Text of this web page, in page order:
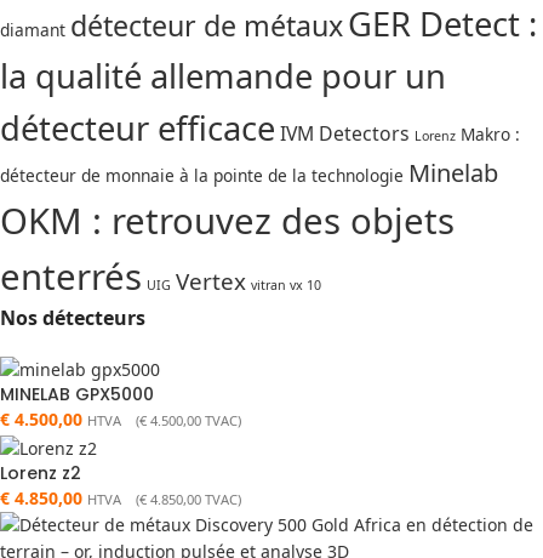
diamant détecteur de métauxGER Detect :
la qualité allemande pour un
détecteur efficace IVM Detectors Lorenz Makro :
détecteur de monnaie à la pointe de la technologie Minelab
OKM : retrouvez des objets
enterrés UIG Vertex vitran vx 10
Nos détecteurs
MINELAB GPX5000
€ 4.500,00 HTVA (€ 4.500,00 TVAC)
Lorenz z2
€ 4.850,00 HTVA (€ 4.850,00 TVAC)